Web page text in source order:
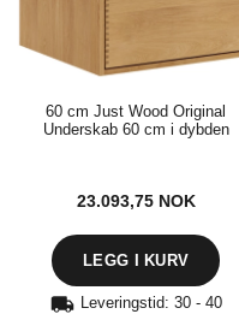
60 cm Just Wood Original
Underskab 60 cm i dybden
23.093,75 NOK
Leveringstid: 30 - 40